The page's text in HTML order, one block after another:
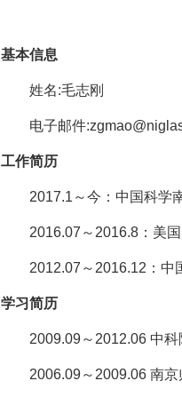
基本信息
姓名:毛志刚
电子邮件:zgmao
工作简历
2017.1～今：中国科学南
2016.07～2016.8：美国
2012.07～2016.12：中
学习简历
2009.09～2012.06 中科
2006.09～2009.06 南京